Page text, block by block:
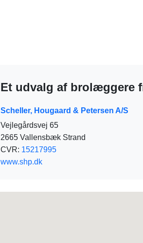
Et udvalg af brolæggere
Scheller, Hougaard & Petersen A/S
Vejlegårdsvej 65
2665 Vallensbæk Strand
CVR: 15217995
www.shp.dk